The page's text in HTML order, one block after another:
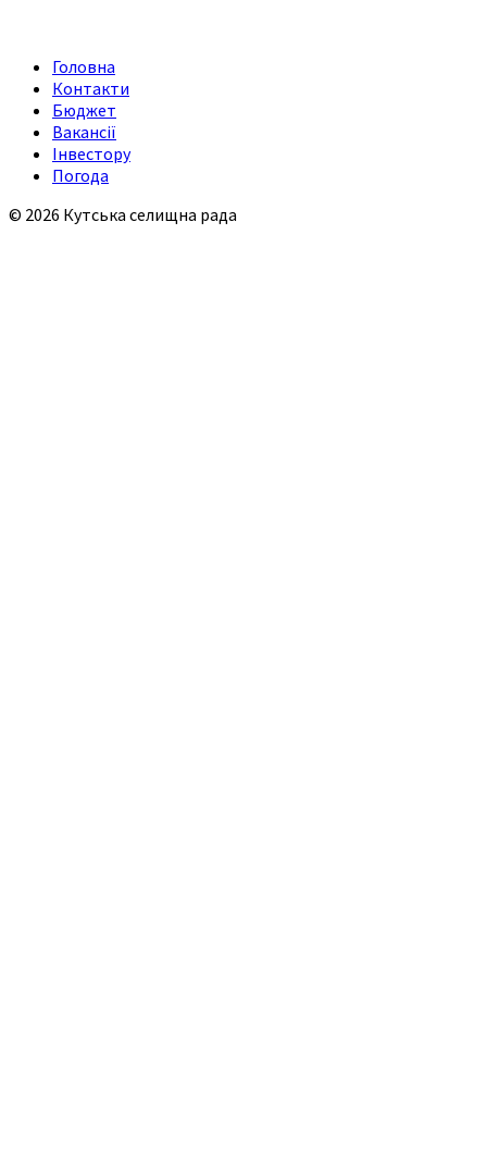
Головна
Контакти
Бюджет
Вакансії
Інвестору
Погода
© 2026 Кутська селищна рада